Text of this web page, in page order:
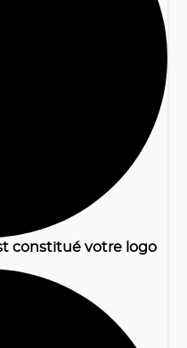
constitué votre logo